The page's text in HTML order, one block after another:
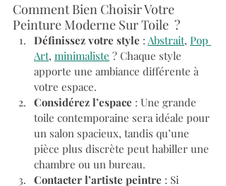
Comment Bien Choisir Votre
Peinture Moderne Sur Toile  ?
Définissez votre style : Abstrait, Pop
Art, minimaliste ? Chaque style
apporte une ambiance différente à
votre espace.
Considérez l’espace : Une grande
toile contemporaine sera idéale pour
un salon spacieux, tandis qu’une
pièce plus discrète peut habiller une
chambre ou un bureau.
Contacter l’artiste peintre : Si